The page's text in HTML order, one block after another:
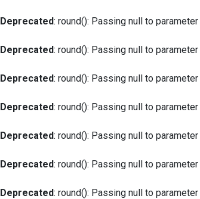
Deprecated: round(): Passing null to
Deprecated: round(): Passing null to
Deprecated: round(): Passing null to
Deprecated: round(): Passing null to
Deprecated: round(): Passing null to
Deprecated: round(): Passing null to
Deprecated: round(): Passing null to